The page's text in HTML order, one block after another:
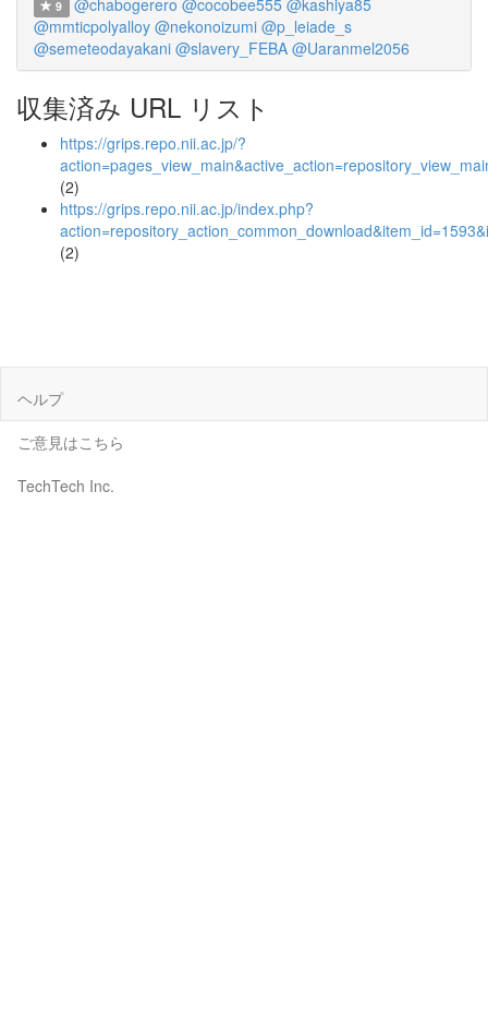
9 @chabogerero @cocobee555 @kashiya85
@mmticpolyalloy @nekonoizumi @p_leiade_s
@semeteodayakani @slavery_FEBA @Uaranmel2056
収集済み URL リスト
https://grips.repo.nii.ac.jp/?
(2)
https://grips.repo.nii.ac.jp/index.php?
(2)
ヘルプ
ご意見はこちら
TechTech Inc.